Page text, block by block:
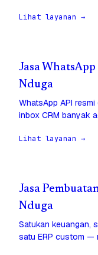
Lihat layanan →
Jasa
Nduga
WhatsApp API
inbox CRM banyak
Lihat layanan →
Jasa
Nduga
Satukan keuangan,
satu ERP custom —